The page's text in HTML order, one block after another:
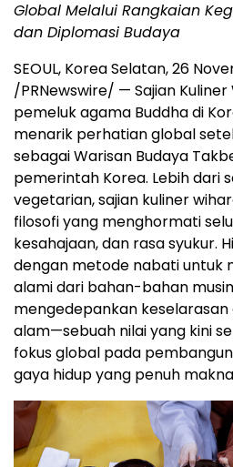
Global Melalui Rangkaian
dan Diplomasi Budaya
SEOUL, KoreaSelatan,26
/PRNewswire/ — Sajian
pemeluk agama Buddha di
menarik perhatian global
sebagai Warisan Budaya
pemerintah Korea. Lebih dari
vegetarian, sajian kuliner
filosofi yang menghormati
kesahajaan, dan rasa syukur.
dengan metode nabati untuk
alami dari bahan-bahan
mengedepankan
alam—sebuah nilai yang kini
fokus global pada
gaya hidup yang penuh